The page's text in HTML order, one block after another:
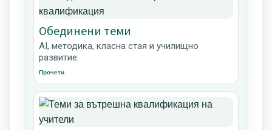
Обединени теми
AI, методика, класна стая и училищно
развитие.
Прочети